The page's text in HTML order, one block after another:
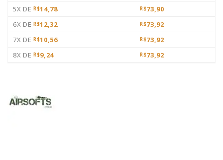
5X DE R$14,78 R$73,90
6X DE R$12,32 R$73,92
7X DE R$10,56 R$73,92
8X DE R$9,24 R$73,92